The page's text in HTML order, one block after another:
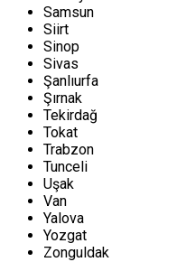
Samsun
Siirt
Sinop
Sivas
Şanlıurfa
Şırnak
Tekirdağ
Tokat
Trabzon
Tunceli
Uşak
Van
Yalova
Yozgat
Zonguldak